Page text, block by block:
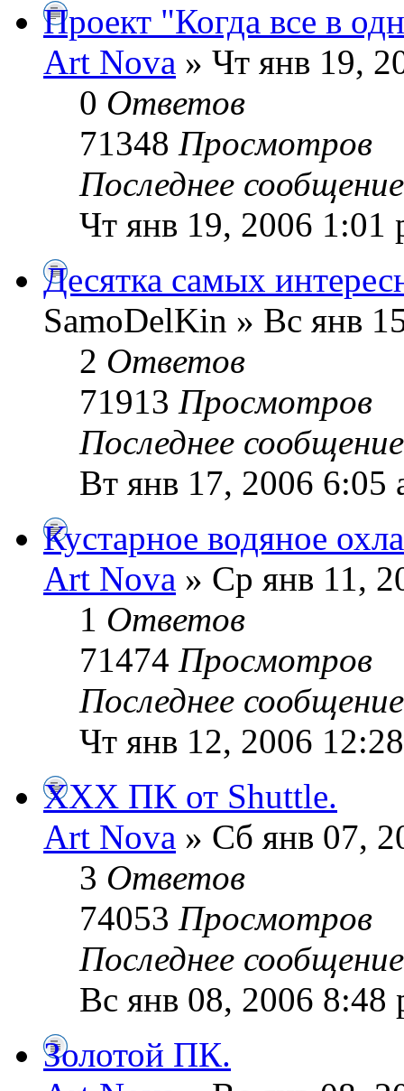
Проект "Когда все в
Art Nova » Чт янв 19,
0 Ответов
71348 Просмотров
Последнее
Чт янв 19, 2006 1:01
Десятка самых
SamoDelKin » Вс янв
2 Ответов
71913 Просмотров
Последнее
Вт янв 17, 2006 6:05
Кустарное водяное
Art Nova » Ср янв 11,
1 Ответов
71474 Просмотров
Последнее
Чт янв 12, 2006
XXX ПК от Shuttle.
Art Nova » Сб янв 07,
3 Ответов
74053 Просмотров
Последнее
Вс янв 08, 2006 8:48
Золотой ПК.